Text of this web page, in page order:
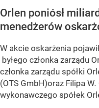
Orlen poniósł
menedżerów
W akcie oskarżenia
byłego członka zarządu
członka zarządu spółki
(OTS GmbH)oraz Filipa
wykonawczego spółek